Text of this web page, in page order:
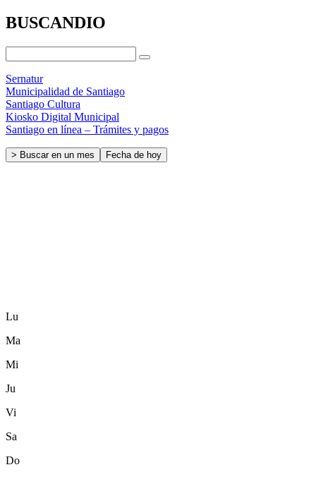
BUSCANDIO
Sernatur
Municipalidad de Santiago
Santiago Cultura
Kiosko Digital Municipal
Santiago en línea – Trámites y pagos
> Buscar en un mes Fecha de hoy
Lu
Ma
Mi
Ju
Vi
Sa
Do